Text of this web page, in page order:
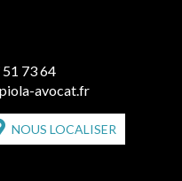
51 73 64
avocat.fr
NOUS LOCALISER